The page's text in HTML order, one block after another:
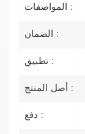
المواصفات :
الضمان :
تطبيق :
أصل المنتج :
دفع :